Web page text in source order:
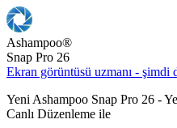
Ashampoo®
Snap Pro 26
Ekran görüntüsü uzmanı - şimdi
Yeni Ashampoo Snap Pro 26 -
Canlı Düzenleme ile